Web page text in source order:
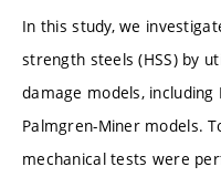
In this study, we
strength steels (HSS) by
damage models, including
Palmgren-Miner models.
mechanical tests were